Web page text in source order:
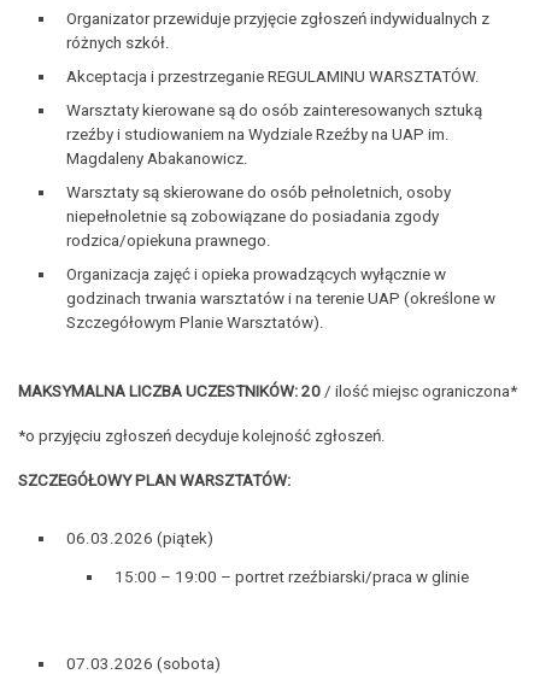
Organizator przewiduje przyjęcie zgłoszeń indywidualnych z
różnych szkół.
Akceptacja i przestrzeganie REGULAMINU WARSZTATÓW.
Warsztaty kierowane są do osób zainteresowanych sztuką
rzeźby i studiowaniem na Wydziale Rzeźby na UAP im.
Magdaleny Abakanowicz.
Warsztaty są skierowane do osób pełnoletnich, osoby
niepełnoletnie są zobowiązane do posiadania zgody
rodzica/opiekuna prawnego.
Organizacja zajęć i opieka prowadzących wyłącznie w
godzinach trwania warsztatów i na terenie UAP (określone w
Szczegółowym Planie Warsztatów).
MAKSYMALNA LICZBA UCZESTNIKÓW: 20 / ilość miejsc ograniczona*
*o przyjęciu zgłoszeń decyduje kolejność zgłoszeń.
SZCZEGÓŁOWY PLAN WARSZTATÓW:
06.03.2026 (piątek)
15:00 – 19:00 – portret rzeźbiarski/praca w glinie
07.03.2026 (sobota)